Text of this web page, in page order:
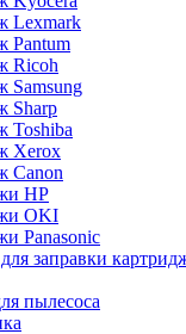
Lexmark
Pantum
Ricoh
Samsung
Sharp
Toshiba
Xerox
Сanon
HP
OKI
Panasonic
заправки
пылесоса